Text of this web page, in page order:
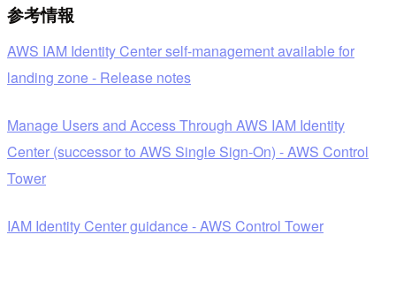
参考情報
AWS IAM Identity Center self-management available for
landing zone - Release notes
Manage Users and Access Through AWS IAM Identity
Center (successor to AWS Single Sign-On) - AWS Control
Tower
IAM Identity Center guidance - AWS Control Tower